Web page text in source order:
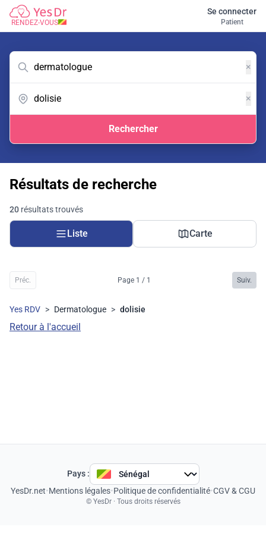
RENDEZ-VOUS
Se connecter
Patient
×
×
Rechercher
Résultats de recherche
20 résultats trouvés
Liste Carte
Préc. Page 1 / 1 Suiv.
Yes RDV > Dermatologue > dolisie
Retour à l'accueil
Pays :
YesDr.net•Mentions légales•Politique de confidentialité•CGV & CGU
© YesDr · Tous droits réservés